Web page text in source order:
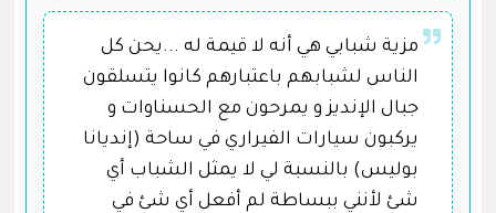
مزية شبابي هي أنه لا قيمة له ...يحن كل
الناس لشبابهم باعتبارهم كانوا يتسلقون
جبال الإنديز و يمرحون مع الحسناوات و
يركبون سيارات الفيراري في ساحة (إنديانا
بوليس) بالنسبة لي لا يمثل الشباب أي
شئ لأنني ببساطة لم أفعل أي شئ في